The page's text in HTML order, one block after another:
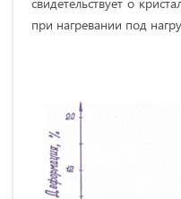
свидетельствует о
при нагревании под